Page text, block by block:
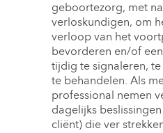
geboortezorg, met
verloskundigen, om
verloop van het
bevorderen en/of
tijdig te signaleren,
te behandelen. Als
professional nemen
dagelijks
cliënt) die ver